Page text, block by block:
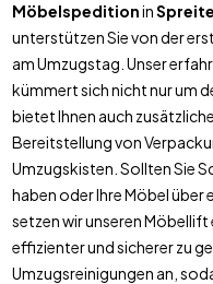
Möbelspeditionin
unterstützen Sie von der
am Umzugstag. Unser
kümmert sich nicht nur um
bietet Ihnen auch
Bereitstellung von
Umzugskisten. Sollten Sie
haben oder Ihre Möbel über
setzen wir unseren Möbellift
effizienter und sicherer zu
Umzugsreinigungen an,